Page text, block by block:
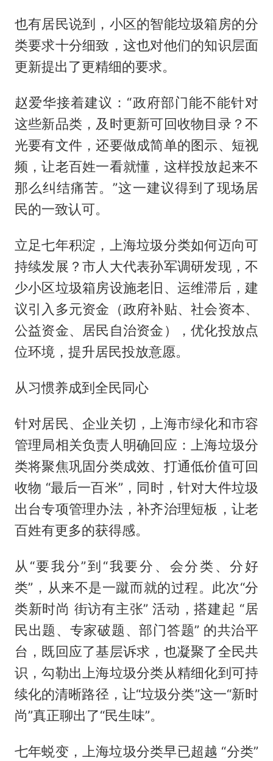
也有居民说到，小区的智能垃圾箱房的分
类要求十分细致，这也对他们的知识层面
更新提出了更精细的要求。
赵爱华接着建议：“政府部门能不能针对
这些新品类，及时更新可回收物目录？不
光要有文件，还要做成简单的图示、短视
频，让老百姓一看就懂，这样投放起来不
那么纠结痛苦。”这一建议得到了现场居
民的一致认可。
立足七年积淀，上海垃圾分类如何迈向可
持续发展？市人大代表孙军调研发现，不
少小区垃圾箱房设施老旧、运维滞后，建
议引入多元资金（政府补贴、社会资本、
公益资金、居民自治资金），优化投放点
位环境，提升居民投放意愿。
从习惯养成到全民同心
针对居民、企业关切，上海市绿化和市容
管理局相关负责人明确回应：上海垃圾分
类将聚焦巩固分类成效、打通低价值可回
收物 “最后一百米”，同时，针对大件垃圾
出台专项管理办法，补齐治理短板，让老
百姓有更多的获得感。
从“要我分”到“我要分、会分类、分好
类”，从来不是一蹴而就的过程。此次“分
类新时尚 街访有主张” 活动，搭建起 “居
民出题、专家破题、部门答题” 的共治平
台，既回应了基层诉求，也凝聚了全民共
识，勾勒出上海垃圾分类从精细化到可持
续化的清晰路径，让“垃圾分类”这一“新时
尚”真正聊出了“民生味”。
七年蜕变，上海垃圾分类早已超越 “分类”